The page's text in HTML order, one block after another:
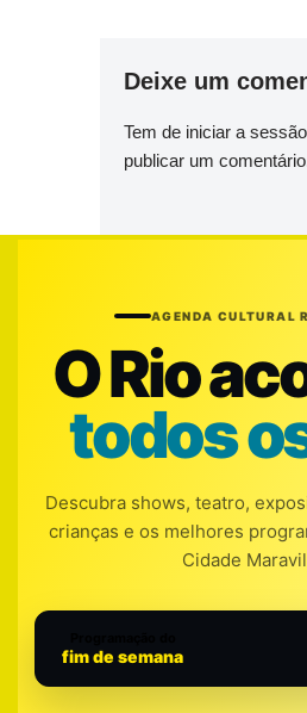
Deixe um
Tem de iniciar a sessão
publicar um
AGENDA CULTURAL
O Rio
todos
Descubra shows, teatro,
crianças e os melhores
Cidade
fim de semana